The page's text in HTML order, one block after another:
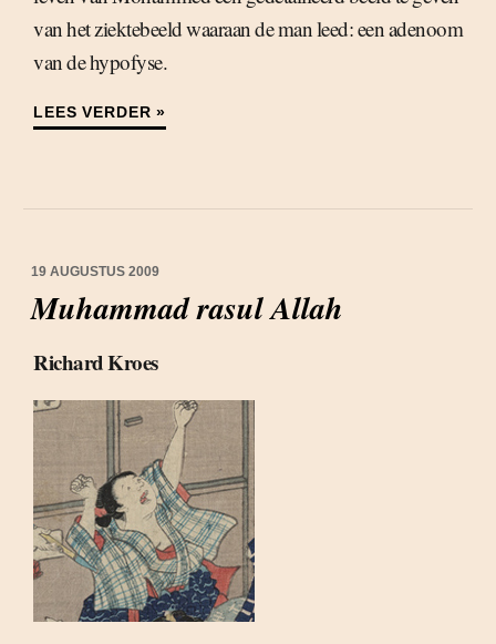
van het ziektebeeld waaraan de man leed: een adenoom
van de hypofyse.
LEES VERDER »
19 AUGUSTUS 2009
Muhammad rasul Allah
Richard Kroes